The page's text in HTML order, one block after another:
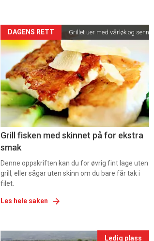
Artikler
detail
-
section
11
Ukens
vin
DAGENS RETT Grillet uer med vårløk og
Grill fisken med skinnet på for ekstra
smak
Denne oppskriften kan du for øvrig fint lage uten
grill, eller sågar uten skinn om du bare får tak i
filet.
Les hele saken
Ledig plass